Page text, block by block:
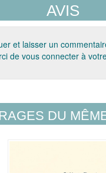
AVIS
et laisser un
de vous connecter à
DU